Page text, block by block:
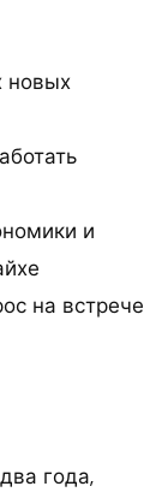
новых
и
на встрече
года,